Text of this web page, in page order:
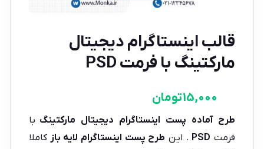
قالب اینستاگرام دیجیتال
مارکتینگ با فرمت PSD
15,000تومان
طرح آماده پست اینستاگرام دیجیتال مارکتینگ با
فرمت PSD . این طرح پست اینستاگرام لایه بازکاملا